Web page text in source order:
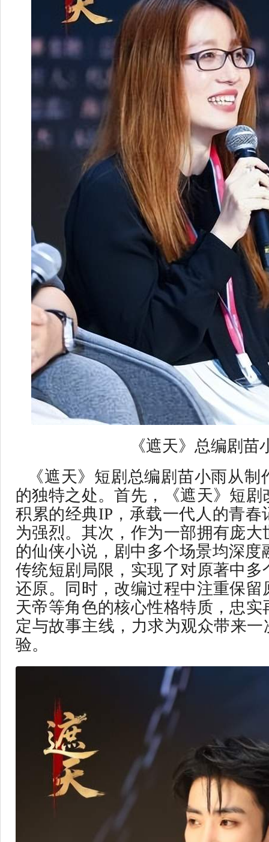
《遮天》总编剧苗
《遮天》短剧总编剧苗小雨从
的独特之处。首先，《遮天》短剧
积累的经典IP，承载一代人的青春
为强烈。其次，作为一部拥有庞
的仙侠小说，剧中多个场景均深
传统短剧局限，实现了对原著中多
还原。同时，改编过程中注重保留
天帝等角色的核心性格特质，忠
定与故事主线，力求为观众带来一
验。